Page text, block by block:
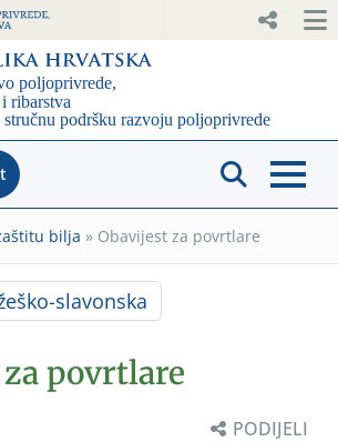
bilja » Obavijest za povrtlare
slavonska
povrtlare
PODIJELI